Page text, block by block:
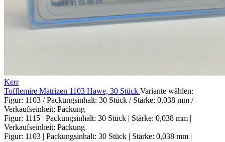
Kerr
Tofflemire Matrizen 1103 Hawe, 30 Stück Variante wählen:
Figur: 1103 / Packungsinhalt: 30 Stück / Stärke: 0,038 mm /
Verkaufseinheit: Packung
Figur: 1115 | Packungsinhalt: 30 Stück | Stärke: 0,038 mm |
Verkaufseinheit: Packung
Figur: 1103 | Packungsinhalt: 30 Stück | Stärke: 0,038 mm |